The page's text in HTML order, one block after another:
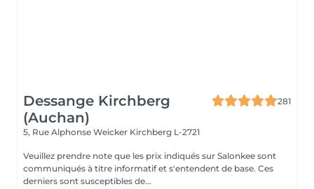
Dessange Kirchberg
(Auchan)
281
5, Rue Alphonse Weicker Kirchberg L-2721
Veuillez prendre note que les prix indiqués sur Salonkee sont
communiqués à titre informatif et s'entendent de base. Ces
derniers sont susceptibles de...